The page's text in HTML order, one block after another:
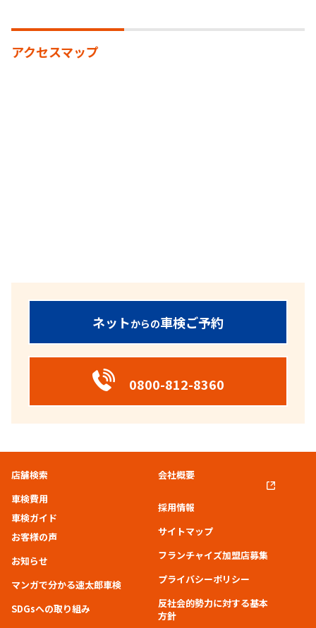
アクセスマップ
ネットからの車検ご予約
0800-812-8360
店舗検索
車検費用
車検ガイド
お客様の声
お知らせ
マンガで分かる速太郎車検
SDGsへの取り組み
会社概要
採用情報
サイトマップ
フランチャイズ加盟店募集
プライバシーポリシー
反社会的勢力に対する基本
方針